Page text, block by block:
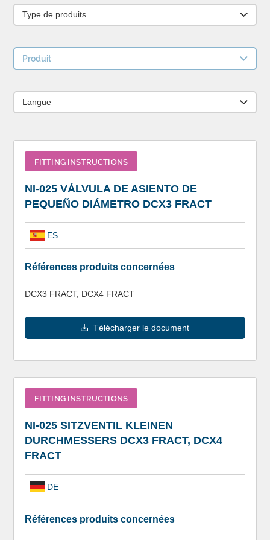
Type de produits
Produit
Langue
FITTING INSTRUCTIONS
NI-025 VÁLVULA DE ASIENTO DE
PEQUEÑO DIÁMETRO DCX3 FRACT
ES
Références produits concernées
DCX3 FRACT, DCX4 FRACT
Télécharger le document
FITTING INSTRUCTIONS
NI-025 SITZVENTIL KLEINEN
DURCHMESSERS DCX3 FRACT, DCX4
FRACT
DE
Références produits concernées